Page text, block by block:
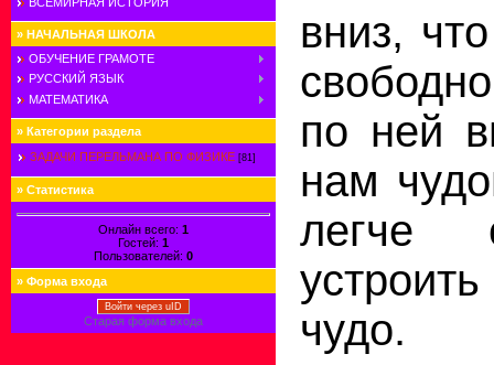
» НАЧАЛЬНАЯ ШКОЛА
ОБУЧЕНИЕ ГРАМОТЕ
РУССКИЙ ЯЗЫК
МАТЕМАТИКА
» Категории раздела
ЗАДАЧИ ПЕРЕЛЬМАНА ПО ФИЗИКЕ [81]
» Статистика
Онлайн всего: 1
Гостей: 1
Пользователей: 0
» Форма входа
Войти через uID
Старая форма входа
вниз,
по ней
нам
легче
чудо.